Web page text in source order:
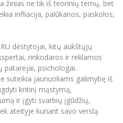
renginiai
poreikiai
studijos
centras
deklaravimas
darbuotojams
(studijų vykdymui)
(kompetencijų tobulinimui)
žinias ne tik iš teorinių temų, bet
infliacija, palūkanos, paskolos,
dėstytojai, kitų aukštųjų
rinkodaros ir reklamos
patarėjai, psichologai.
suteikia jaunuoliams galimybę iš
kritinį mąstymą,
ir įgyti svarbių įgūdžių,
ateityje kuriant savo verslą.